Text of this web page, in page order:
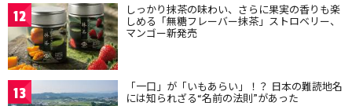
12 しっかり抹茶の味わい、さらに果実の香りも楽
しめる「無糖フレーバー抹茶」ストロベリー、
マンゴー新発売
13 「一口」が「いもあらい」！？ 日本の難読地名
には知られざる“名前の法則”があった